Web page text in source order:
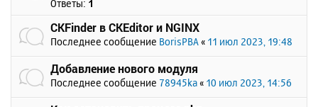
Ответы: 1
CKFinder в CKEditor и NGINX
Последнее сообщение BorisPBA « 11 июл 2023, 19:48
Добавление нового модуля
Последнее сообщение 78945ka « 10 июл 2023, 14:56